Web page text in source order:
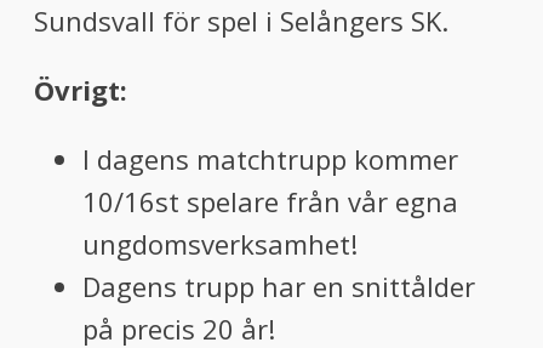
Sundsvall för spel i Selångers SK.
Övrigt:
I dagens matchtrupp kommer
10/16st spelare från vår egna
ungdomsverksamhet!
Dagens trupp har en snittålder
på precis 20 år!